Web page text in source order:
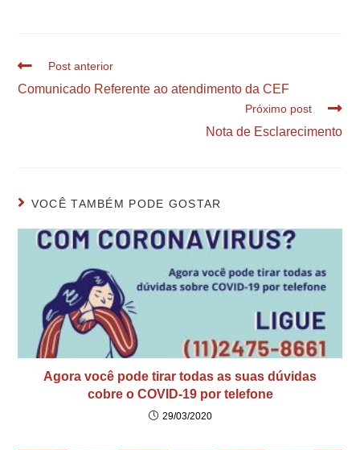
Post anterior
Comunicado Referente ao atendimento da CEF
Próximo post
Nota de Esclarecimento
VOCÊ TAMBÉM PODE GOSTAR
Agora você pode tirar todas as suas dúvidas
cobre o COVID-19 por telefone
29/03/2020